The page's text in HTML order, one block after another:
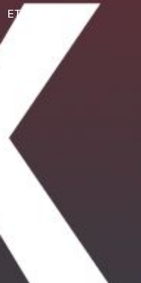
ETUX 2022